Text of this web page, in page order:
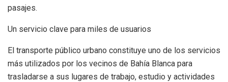
pasajes.
Un servicio clave para miles de usuarios
El transporte público urbano constituye uno de los servicios
más utilizados por los vecinos de Bahía Blanca para
trasladarse a sus lugares de trabajo, estudio y actividades